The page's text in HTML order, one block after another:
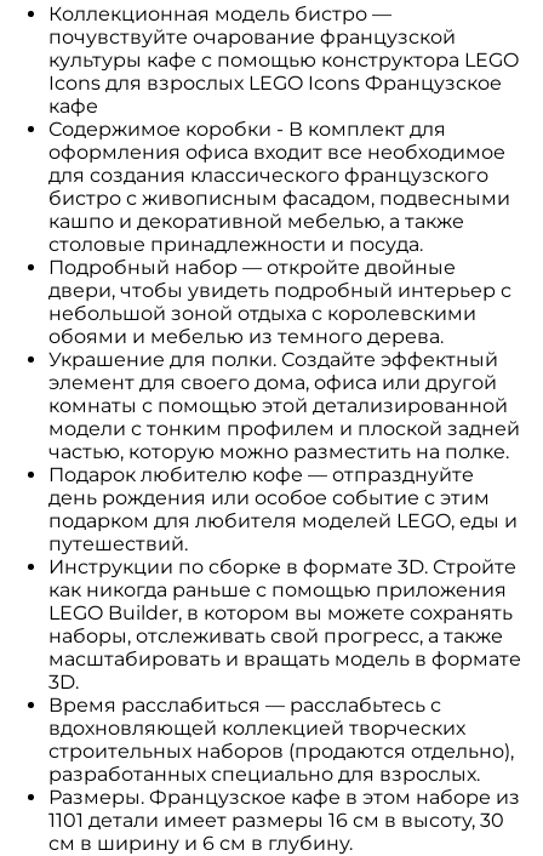
Коллекционная модель бистро —
почувствуйте очарование французской
культуры кафе с помощью конструктора LEGO
Icons для взрослых LEGO Icons Французское
кафе
Содержимое коробки - В комплект для
оформления офиса входит все необходимое
для создания классического французского
бистро с живописным фасадом, подвесными
кашпо и декоративной мебелью, а также
столовые принадлежности и посуда.
Подробный набор — откройте двойные
двери, чтобы увидеть подробный интерьер с
небольшой зоной отдыха с королевскими
обоями и мебелью из темного дерева.
Украшение для полки. Создайте эффектный
элемент для своего дома, офиса или другой
комнаты с помощью этой детализированной
модели с тонким профилем и плоской задней
частью, которую можно разместить на полке.
Подарок любителю кофе — отпразднуйте
день рождения или особое событие с этим
подарком для любителя моделей LEGO, еды и
путешествий.
Инструкции по сборке в формате 3D. Стройте
как никогда раньше с помощью приложения
LEGO Builder, в котором вы можете сохранять
наборы, отслеживать свой прогресс, а также
масштабировать и вращать модель в формате
3D.
Время расслабиться — расслабьтесь с
вдохновляющей коллекцией творческих
строительных наборов (продаются отдельно),
разработанных специально для взрослых.
Размеры. Французское кафе в этом наборе из
1101 детали имеет размеры 16 см в высоту, 30
см в ширину и 6 см в глубину.